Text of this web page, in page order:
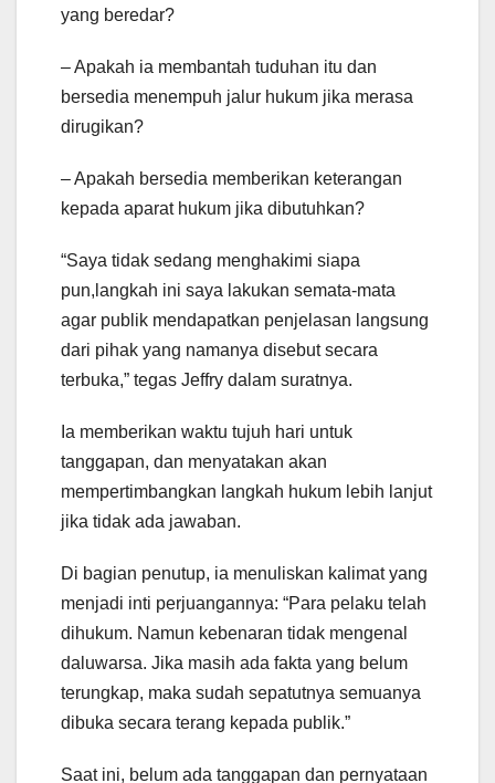
yang beredar?
– Apakah ia membantah tuduhan itu dan
bersedia menempuh jalur hukum jika merasa
dirugikan?
– Apakah bersedia memberikan keterangan
kepada aparat hukum jika dibutuhkan?
“Saya tidak sedang menghakimi siapa
pun,langkah ini saya lakukan semata-mata
agar publik mendapatkan penjelasan langsung
dari pihak yang namanya disebut secara
terbuka,” tegas Jeffry dalam suratnya.
Ia memberikan waktu tujuh hari untuk
tanggapan, dan menyatakan akan
mempertimbangkan langkah hukum lebih lanjut
jika tidak ada jawaban.
Di bagian penutup, ia menuliskan kalimat yang
menjadi inti perjuangannya: “Para pelaku telah
dihukum. Namun kebenaran tidak mengenal
daluwarsa. Jika masih ada fakta yang belum
terungkap, maka sudah sepatutnya semuanya
dibuka secara terang kepada publik.”
Saat ini, belum ada tanggapan dan pernyataan